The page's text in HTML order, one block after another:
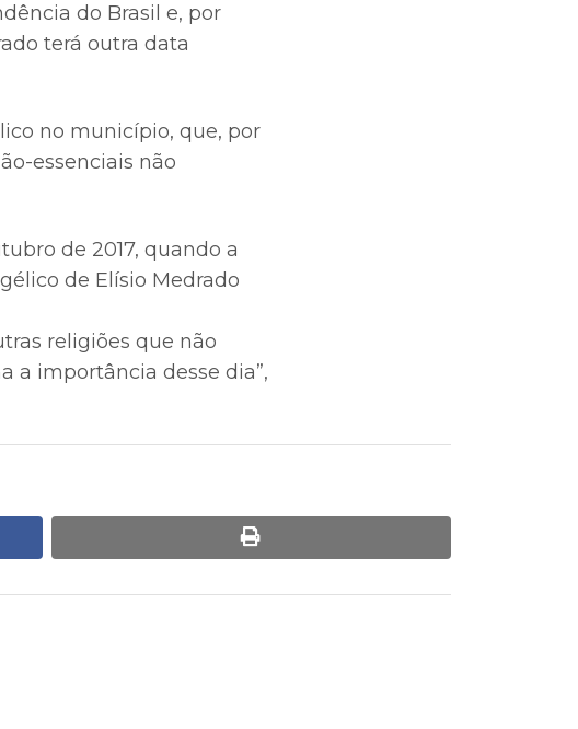
do Brasil e, por
terá outra data
no município, que, por
essenciais não
de 2017, quando a
de Elísio Medrado
religiões que não
a importância desse dia”,
print